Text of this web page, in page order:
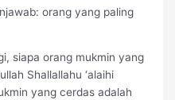
orang yang paling
siapa orang mukmin yang
Shallallahu ‘alaihi
yang cerdas adalah